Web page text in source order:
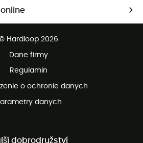
Hardloop 2026
Dane firmy
Regulamin
o ochronie danych
danych
dobrodružství